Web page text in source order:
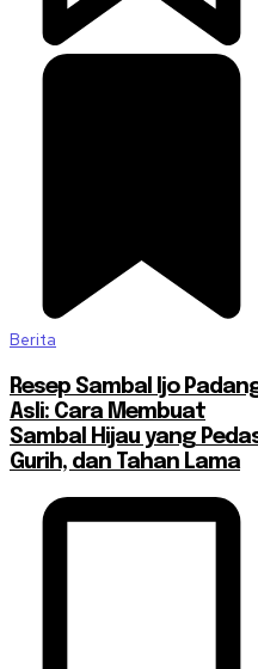
Berita
Resep Sambal Ijo
Asli: Cara Membuat
Sambal Hijau yang
Gurih, dan Tahan Lama